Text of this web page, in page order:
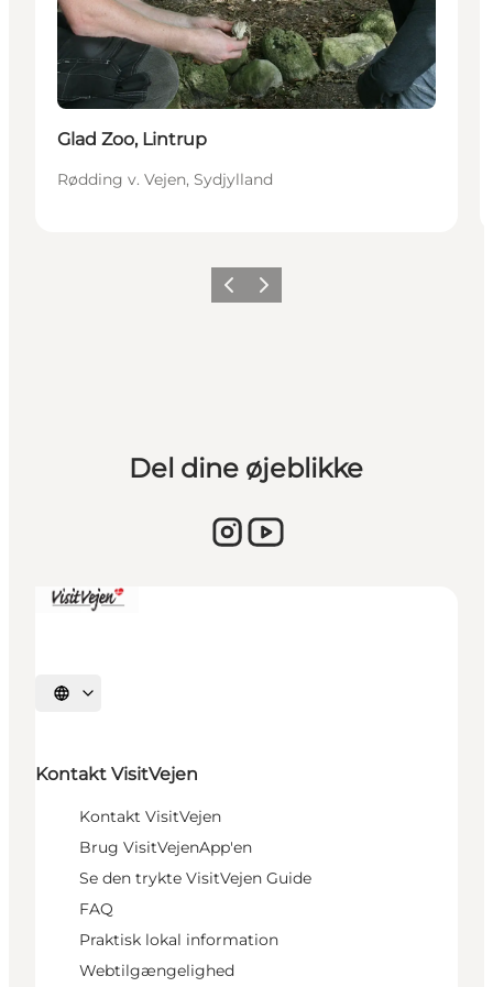
Glad Zoo, Lintrup
Rødding v. Vejen, Sydjylland
Forrige billede
Næste billede
Del dine øjeblikke
Vælg sprog
Kontakt VisitVejen
Kontakt VisitVejen
Brug VisitVejenApp'en
Se den trykte VisitVejen Guide
FAQ
Praktisk lokal information
Webtilgængelighed